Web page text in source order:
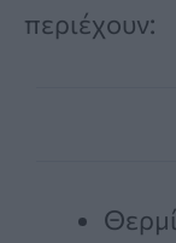
περιέχουν: